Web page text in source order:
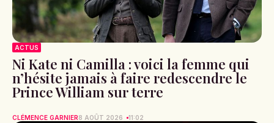
ACTUS
Ni Kate ni Camilla : voici la femme qui
n’hésite jamais à faire redescendre le
Prince William sur terre
CLÉMENCE GARNIER8 AOÛT 2026 11:02